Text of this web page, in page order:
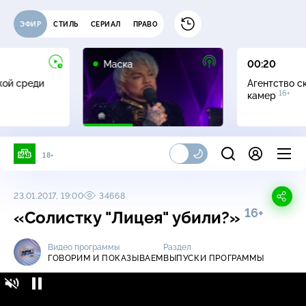
ЭФИР СТИЛЬ СЕРИАЛ ПРАВО
среди
Маска
12+
00:20
Агентство
камер 16+
18+
23.01.2017, 19:00 34668
«Солистку "Лицея" убили?» 16+
Видео программы
ГОВОРИМ И ПОКАЗЫВАЕМ
Раздел
ВЫПУСКИ ПРОГРАММЫ